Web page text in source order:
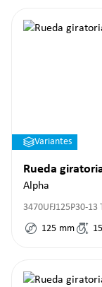
Variantes
Rueda
Alpha
3470UFJ125P30-13
125 mm